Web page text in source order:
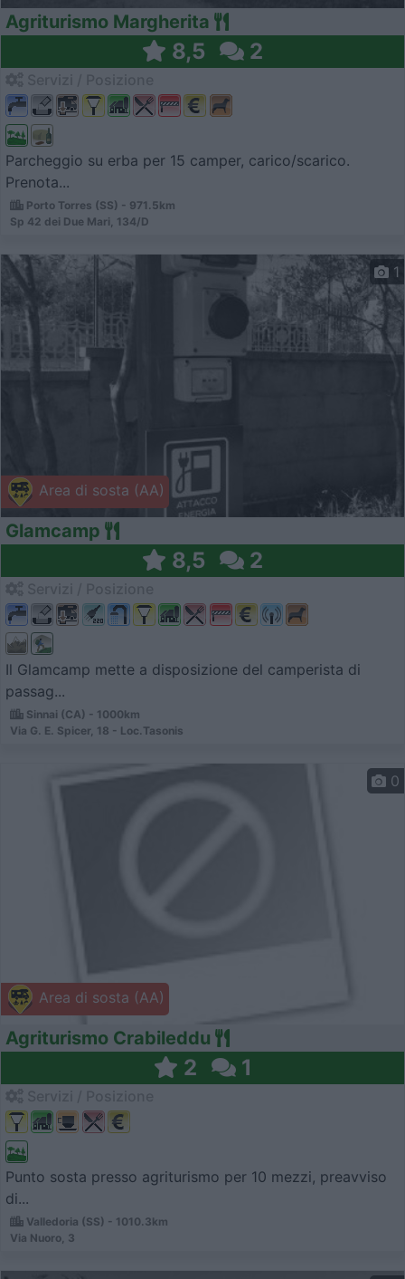
Agriturismo Margherita
8,5 2
Parcheggio su erba per 15 camper, carico/scarico.
Prenota...
Porto Torres (SS) - 971.5km
Sp 42 dei Due Mari, 134/D
Area di sosta (AA)
1
Glamcamp
8,5 2
Il Glamcamp mette a disposizione del camperista di
passag...
Sinnai (CA) - 1000km
Via G. E. Spicer, 18 - Loc.Tasonis
Area di sosta (AA)
0
Agriturismo Crabileddu
2 1
Punto sosta presso agriturismo per 10 mezzi, preavviso
di...
Valledoria (SS) - 1010.3km
Via Nuoro, 3